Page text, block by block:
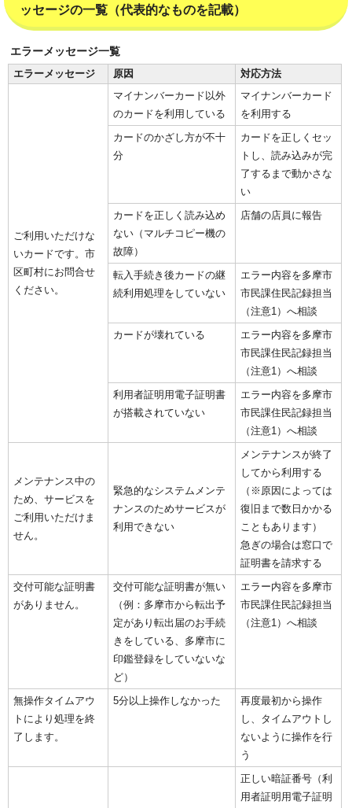
ッセージの一覧（代表的なものを記載）
エラーメッセージ一覧
エラーメッセージ
原因 対応方法
ご利用いただけな
いカードです。市
区町村にお問合せ
ください。
マイナンバーカード以外
のカードを利用している
マイナンバーカード
を利用する
カードのかざし方が不十
分
カードを正しくセッ
トし、読み込みが完
了するまで動かさな
い
カードを正しく読み込め
ない（マルチコピー機の
故障）
店舗の店員に報告
転入手続き後カードの継
続利用処理をしていない
エラー内容を多摩市
市民課住民記録担当
（注意1）へ相談
カードが壊れている
エラー内容を多摩市
市民課住民記録担当
（注意1）へ相談
利用者証明用電子証明書
が搭載されていない
エラー内容を多摩市
市民課住民記録担当
（注意1）へ相談
メンテナンス中の
ため、サービスを
ご利用いただけま
せん。
緊急的なシステムメンテ
ナンスのためサービスが
利用できない
メンテナンスが終了
してから利用する
（※原因によっては
復旧まで数日かかる
こともあります）
急ぎの場合は窓口で
証明書を請求する
交付可能な証明書
がありません。
交付可能な証明書が無い
（例：多摩市から転出予
定があり転出届のお手続
きをしている、多摩市に
印鑑登録をしていないな
ど）
エラー内容を多摩市
市民課住民記録担当
（注意1）へ相談
無操作タイムアウ
トにより処理を終
了します。
5分以上操作しなかった
再度最初から操作
し、タイムアウトし
ないように操作を行
う
正しい暗証番号（利
用者証明用電子証明